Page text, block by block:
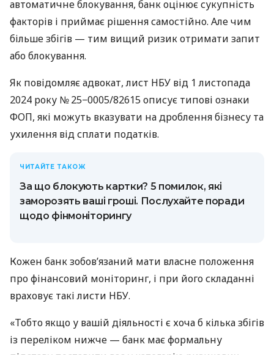
автоматичне блокування, банк оцінює сукупність
факторів і приймає рішення самостійно. Але чим
більше збігів — тим вищий ризик отримати запит
або блокування.
Як повідомляє адвокат, лист НБУ від 1 листопада
2024 року № 25−0005/82615 описує типові ознаки
ФОП, які можуть вказувати на дроблення бізнесу та
ухилення від сплати податків.
ЧИТАЙТЕ ТАКОЖ
За що блокують картки? 5 помилок, які
заморозять ваші гроші. Послухайте поради
щодо фінмоніторингу
Кожен банк зобов’язаний мати власне положення
про фінансовий моніторинг, і при його складанні
враховує такі листи НБУ.
«Тобто якщо у вашій діяльності є хоча б кілька збігів
із переліком нижче — банк має формальну